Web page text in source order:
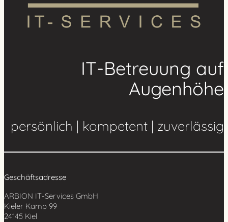
IT-Betreuung auf
Augenhöhe
persönlich | kompetent | zuverlässig
Geschäftsadresse
ARBION IT-Services GmbH
Kieler Kamp 99
24145 Kiel